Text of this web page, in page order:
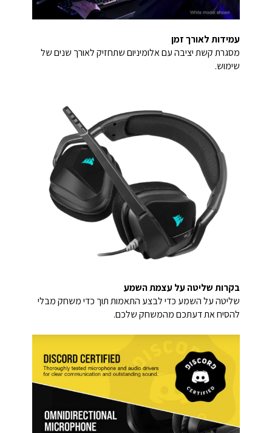
עמידות לאורך זמן
מסגרת קשת יציבה עם אלומיניום שתחזיק לאורך שנים של
שימוש.
בקרות שליטה על עצמת השמע
שליטה על השמע כדי לבצע התאמות תוך כדי משחק מבלי
להסיח את דעתכם מהמשחק שלכם.